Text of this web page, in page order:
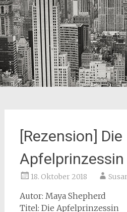
[Rezension] Die
Apfelprinzessin
18. Oktober 2018
Autor: Maya Shepherd
Titel: Die Apfelprinzessin